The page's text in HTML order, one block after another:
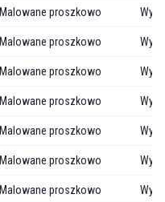
Malowane proszkowo
Malowane proszkowo
Malowane proszkowo
Malowane proszkowo
Malowane proszkowo
Malowane proszkowo
Malowane proszkowo